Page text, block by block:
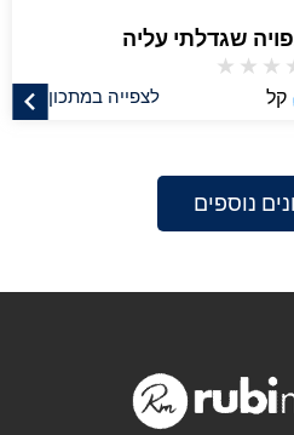
שגדלתי עליה
★
★
★
לצפייה במתכון קל
נוספים